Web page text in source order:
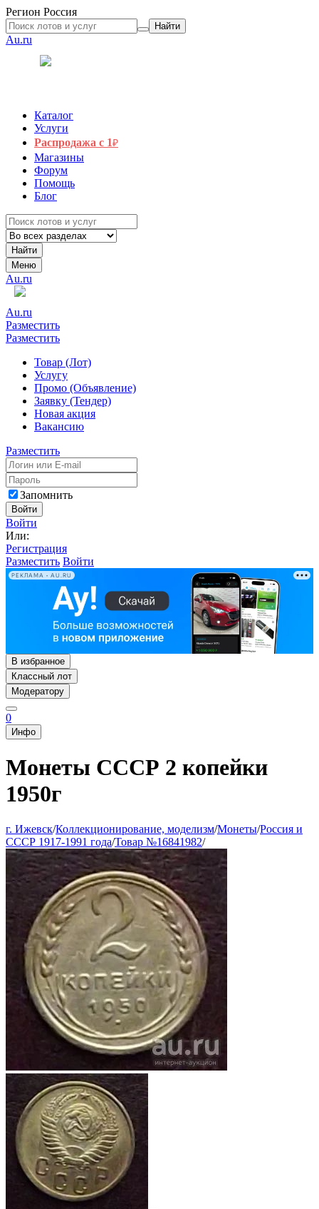
Регион Россия
Найти
Au.ru
Каталог
Услуги
Распродажа с 1₽
Магазины
Форум
Помощь
Блог
Найти
Меню
Au.ru
Au.ru
Разместить
Разместить
Товар (Лот)
Услугу
Промо (Объявление)
Заявку (Тендер)
Новая акция
Вакансию
Разместить
Запомнить
Войти
Войти
Или:
Регистрация
Разместить Войти
РЕКЛАМА • AU.RU
В избранное
Классный лот
Модератору
0
Инфо
Монеты СССР 2 копейки
1950г
г. Ижевск/Коллекционирование, моделизм/Монеты/Россия и
СССР 1917-1991 года/Товар №16841982/